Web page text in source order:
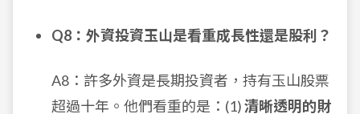
Q8：外資投資玉山是看重成長性還是股利？
A8：許多外資是長期投資者，持有玉山股票
超過十年。他們看重的是：(1)清晰透明的財